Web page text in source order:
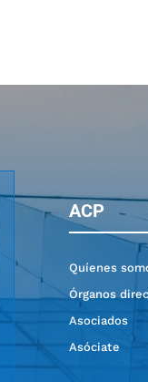
ACP
Quíenes
Órganos
Asociados
Asóciate